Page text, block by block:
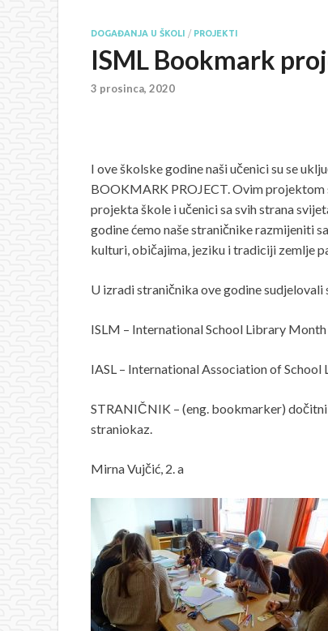
DOGAĐANJA U ŠKOLI / PROJEKTI
ISML Bookmark
3 prosinca, 2020
I ove školske godine naši učenici su se
BOOKMARK PROJECT. Ovim
projekta škole i učenici sa svih strana
godine ćemo naše straničnike razmijeniti
kulturi, običajima, jeziku i tradiciji zemlje
U izradi straničnika ove godine sudjelovali
ISLM – International School Library Month
IASL – International Association of School
STRANIČNIK – (eng. bookmarker)
straniokaz.
Mirna Vujčić, 2. a